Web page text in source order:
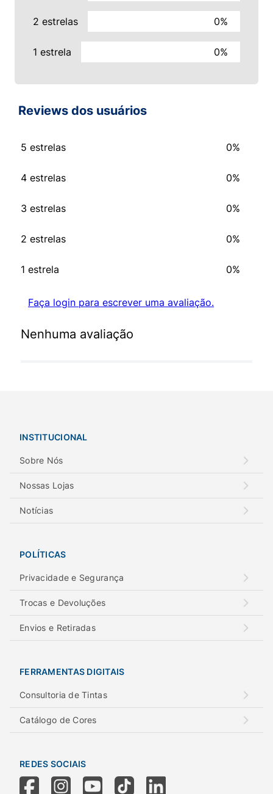
2 estrelas 0%
1 estrela 0%
Reviews dos usuários
5 estrelas 0%
4 estrelas 0%
3 estrelas 0%
2 estrelas 0%
1 estrela 0%
Faça login para escrever uma avaliação.
Nenhuma avaliação
INSTITUCIONAL
Sobre Nós
Nossas Lojas
Notícias
POLÍTICAS
Privacidade e Segurança
Trocas e Devoluções
Envios e Retiradas
FERRAMENTAS DIGITAIS
Consultoria de Tintas
Catálogo de Cores
REDES SOCIAIS